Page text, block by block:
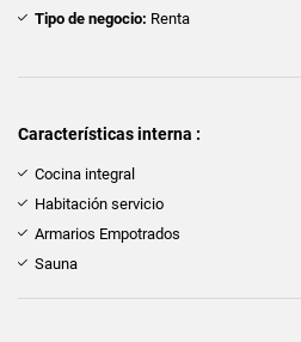
Tipo de negocio: Renta
Características interna :
Cocina integral
Habitación servicio
Armarios Empotrados
Sauna